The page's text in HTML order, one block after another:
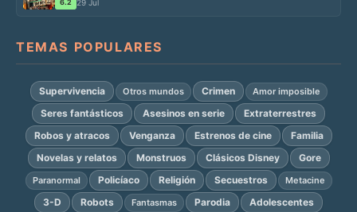
6.2 29 Jul
TEMAS POPULARES
Supervivencia Otros mundos Crimen Amor imposible
Seres fantásticos Asesinos en serie
Extraterrestres
Robos y atracos
Venganza Estrenos de cine
Familia
Novelas y relatos
Monstruos Clásicos Disney Gore
Paranormal Policíaco Religión Secuestros Metacine
3-D Robots Fantasmas Parodia Adolescentes